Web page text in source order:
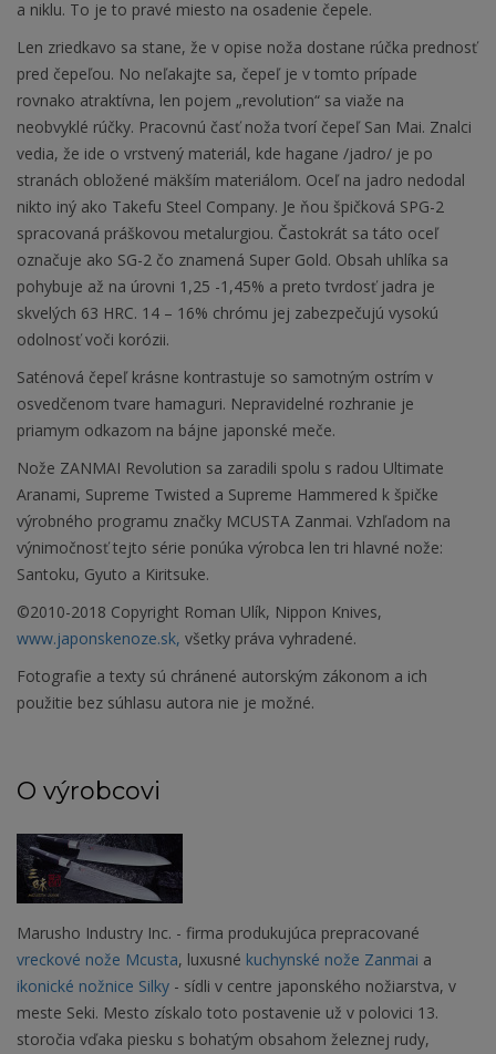
a niklu. To je to pravé miesto na osadenie čepele.
Len zriedkavo sa stane, že v opise noža dostane rúčka prednosť
pred čepeľou. No neľakajte sa, čepeľ je v tomto prípade
rovnako atraktívna, len pojem „revolution“ sa viaže na
neobvyklé rúčky. Pracovnú časť noža tvorí čepeľ San Mai. Znalci
vedia, že ide o vrstvený materiál, kde hagane /jadro/ je po
stranách obložené mäkším materiálom. Oceľ na jadro nedodal
nikto iný ako Takefu Steel Company. Je ňou špičková SPG-2
spracovaná práškovou metalurgiou. Častokrát sa táto oceľ
označuje ako SG-2 čo znamená Super Gold. Obsah uhlíka sa
pohybuje až na úrovni 1,25 -1,45% a preto tvrdosť jadra je
skvelých 63 HRC. 14 – 16% chrómu jej zabezpečujú vysokú
odolnosť voči korózii.
Saténová čepeľ krásne kontrastuje so samotným ostrím v
osvedčenom tvare hamaguri. Nepravidelné rozhranie je
priamym odkazom na bájne japonské meče.
Nože ZANMAI Revolution sa zaradili spolu s radou Ultimate
Aranami, Supreme Twisted a Supreme Hammered k špičke
výrobného programu značky MCUSTA Zanmai. Vzhľadom na
výnimočnosť tejto série ponúka výrobca len tri hlavné nože:
Santoku, Gyuto a Kiritsuke.
©2010-2018 Copyright Roman Ulík, Nippon Knives,
www.japonskenoze.sk, všetky práva vyhradené.
Fotografie a texty sú chránené autorským zákonom a ich
použitie bez súhlasu autora nie je možné.
O výrobcovi
Marusho Industry Inc. - firma produkujúca prepracované
vreckové nože Mcusta, luxusné kuchynské nože Zanmai a
ikonické nožnice Silky - sídli v centre japonského nožiarstva, v
meste Seki. Mesto získalo toto postavenie už v polovici 13.
storočia vďaka piesku s bohatým obsahom železnej rudy,